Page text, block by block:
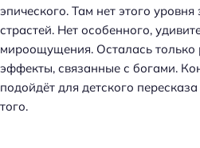
эпического. Там нет этого
страстей. Нет особенного,
мироощущения. Осталась только
эффекты, связанные с богами.
подойдёт для детского
того.